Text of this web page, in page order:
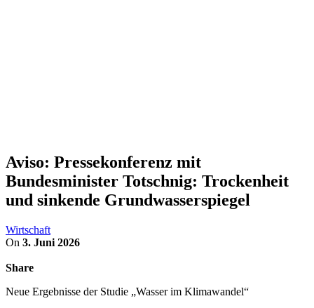
Aviso: Pressekonferenz mit
Bundesminister Totschnig: Trockenheit
und sinkende Grundwasserspiegel
Wirtschaft
On 3. Juni 2026
Share
Neue Ergebnisse der Studie „Wasser im Klimawandel“